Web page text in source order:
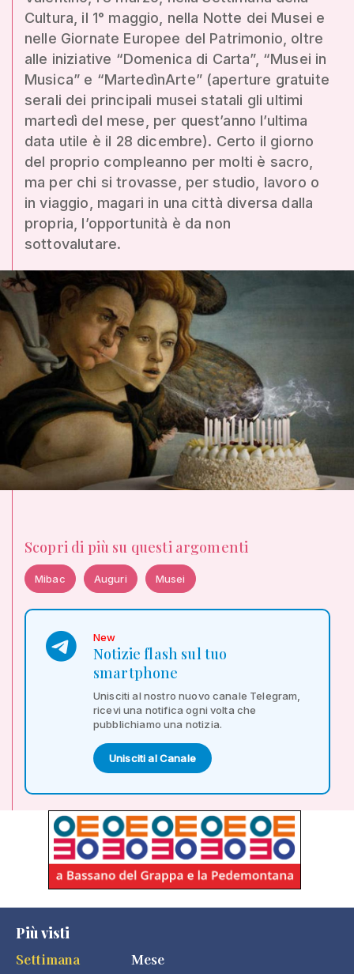
Cultura, il 1° maggio, nella Notte dei Musei e
nelle Giornate Europee del Patrimonio, oltre
alle iniziative “Domenica di Carta”, “Musei in
Musica” e “MartedìnArte” (aperture gratuite
serali dei principali musei statali gli ultimi
martedì del mese, per quest’anno l’ultima
data utile è il 28 dicembre). Certo il giorno
del proprio compleanno per molti è sacro,
ma per chi si trovasse, per studio, lavoro o
in viaggio, magari in una città diversa dalla
propria, l’opportunità è da non
sottovalutare.
Scopri di più su questi argomenti
Mibac Auguri Musei
New
Notizie flash sul tuo
smartphone
Unisciti al nostro nuovo canale Telegram,
ricevi una notifica ogni volta che
pubblichiamo una notizia.
Unisciti al Canale
Più visti
Settimana
Mese